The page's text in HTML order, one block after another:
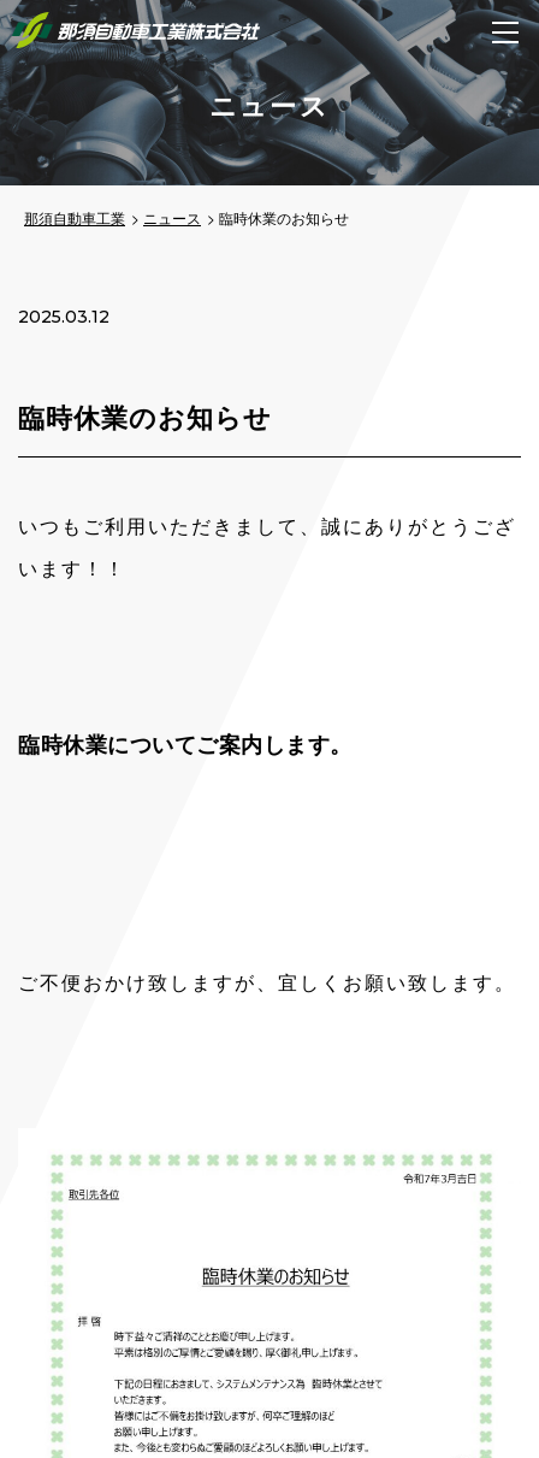
ニュース
那須自動車工業 ニュース 臨時休業のお知らせ
2025.03.12
臨時休業のお知らせ
いつもご利用いただきまして、誠にありがとうござ
います！！
臨時休業についてご案内します。
ご不便おかけ致しますが、宜しくお願い致します。